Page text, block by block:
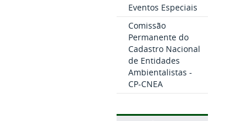
Eventos Especiais
Comissão
Permanente do
Cadastro Nacional
de Entidades
Ambientalistas -
CP-CNEA